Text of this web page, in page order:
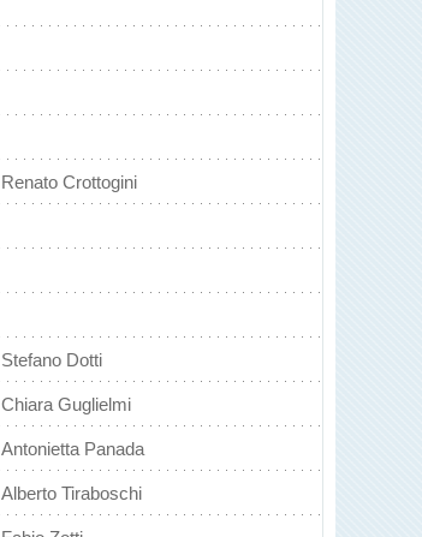
Renato Crottogini
Stefano Dotti
Chiara Guglielmi
Antonietta Panada
Alberto Tiraboschi